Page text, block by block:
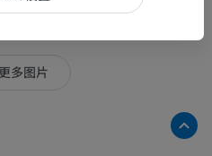
的15张图
多图片